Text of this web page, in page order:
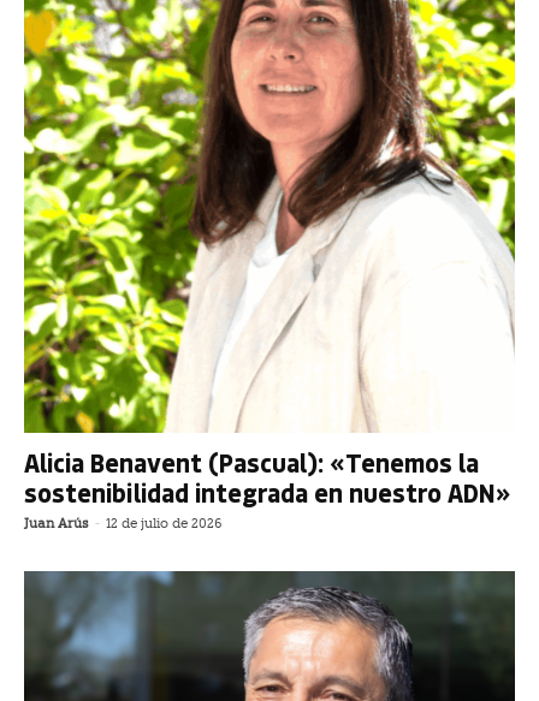
Alicia Benavent (Pascual): «Tenemos la
sostenibilidad integrada en nuestro ADN»
Juan Arús - 12 de julio de 2026